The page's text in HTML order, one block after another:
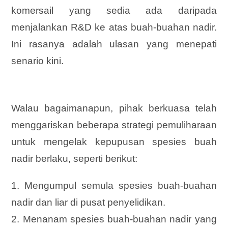
komersail yang sedia ada daripada
menjalankan R&D ke atas buah-buahan nadir.
Ini rasanya adalah ulasan yang menepati
senario kini.
Walau bagaimanapun, pihak berkuasa telah
menggariskan beberapa strategi pemuliharaan
untuk mengelak kepupusan spesies buah
nadir berlaku, seperti berikut:
1. Mengumpul semula spesies buah-buahan
nadir dan liar di pusat penyelidikan.
2. Menanam spesies buah-buahan nadir yang